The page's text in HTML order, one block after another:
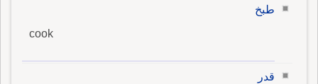
طبخ
cook
قدر